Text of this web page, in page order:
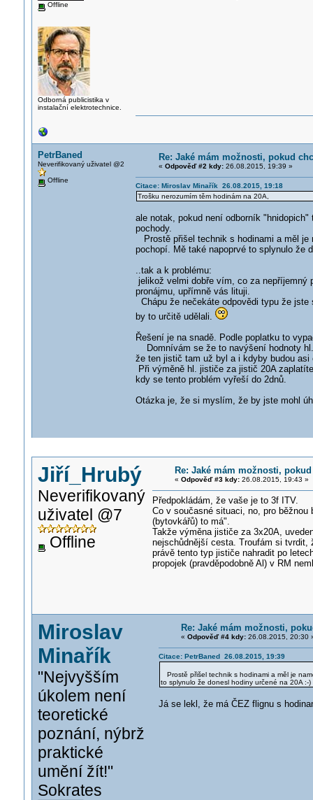
Offline
Odborná publicistika v
instalační elektrotechnice.
PetrBaned
Neverifikovaný uživatel @2
Offline
Re: Jaké mám možnosti, pokud
« Odpověď #2 kdy:26.08.2015, 19:39 »
Citace: Miroslav Minařík 26.08.2015, 19:18
Trošku nerozumím těm hodinám na 20A,
ale notak, pokud není odborník
pochody.
Prostě přišel technik s hodinami a měl je
pochopí. Mě také napoprvé to splynulo že
..tak a k problému:
jelikož velmi dobře vím, co za nepříjemný
pronájmu, upřímně vás lituji.
Chápu že nečekáte odpovědi typu že
by to určitě udělali.
Řešení je na snadě. Podle poplatku to
Domnívám se že to navýšení hodnoty
že ten jistič tam už byl a i kdyby budou
Při výměně hl. jističe za jistič 20A
kdy se tento problém vyřeší do 2dnů.
Otázka je, že si myslím, že by jste mohl
Jiří_Hrubý
Neverifikovaný
uživatel @7
Offline
Re: Jaké mám možnosti,
« Odpověď #3 kdy:26.08.2015, 19:43 »
Předpokládám, že vaše je to 3f ITV.
Co v současné situaci, no, pro
(bytovkářů) to má".
Takže výměna jističe za 3x20A,
nejschůdnější cesta. Troufám si
právě tento typ jističe nahradit po
propojek (pravděpodobně Al) v RM
Miroslav
Minařík
"Nejvyšším
úkolem není
teoretické
poznání, nýbrž
praktické
umění žít!"
Sokrates
Re: Jaké mám možnosti,
« Odpověď #4 kdy:26.08.2015, 20:30
Citace: PetrBaned 26.08.2015, 19:39
Prostě přišel technik s hodinami a měl je
to splynulo že donesl hodiny určené na 20A :-)
Já se lekl, že má ČEZ flignu s